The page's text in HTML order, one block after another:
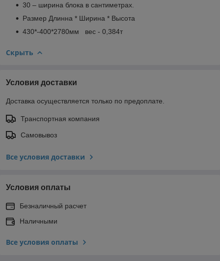
30 – ширина блока в сантиметрах.
Размер Длинна * Ширина * Высота
430*-400*2780мм вес - 0,384т
Скрыть
Условия доставки
Доставка осуществляется только по предоплате.
Транспортная компания
Самовывоз
Все условия доставки
Условия оплаты
Безналичный расчет
Наличными
Все условия оплаты